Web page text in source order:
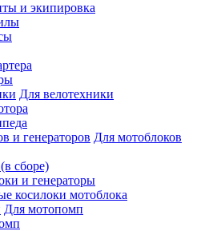
и экипировка
Для велотехники
Для мотоблоков
сборе)
и генераторы
косилоки мотоблока
Для мотопомп